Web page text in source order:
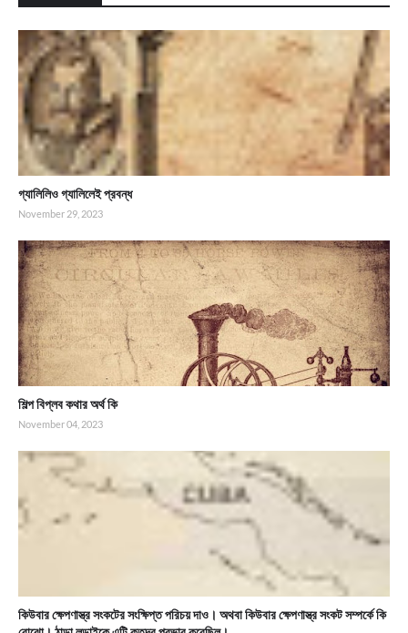
গ্যালিলিও গ্যালিলেই প্রবন্ধ
November 29, 2023
শিল্প বিপ্লব কথার অর্থ কি
November 04, 2023
কিউবার ক্ষেপণাস্ত্র সংকটের সংক্ষিপ্ত পরিচয় দাও। অথবা কিউবার ক্ষেপণাস্ত্র সংকট সম্পর্কে কি